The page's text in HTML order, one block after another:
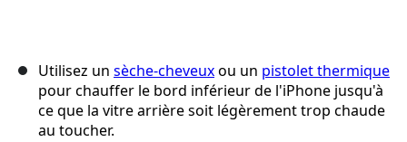
Utilisez un sèche-cheveuxou un pistolet thermique
pour chauffer le bord inférieur de l'iPhone jusqu'à
ce que la vitre arrière soit légèrement trop chaude
au toucher.